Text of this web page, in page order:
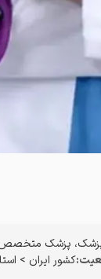
پزشک
کشور ایران >